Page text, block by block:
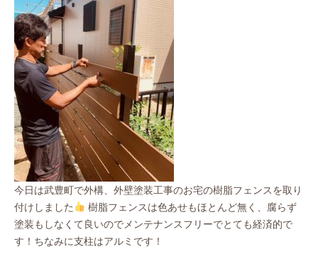
今日は武豊町で外構、外壁塗装工事のお宅の樹脂フェンスを取り
付けしました
樹脂フェンスは色あせもほとんど無く、腐らず
塗装もしなくて良いのでメンテナンスフリーでとても経済的で
す！ちなみに支柱はアルミです！